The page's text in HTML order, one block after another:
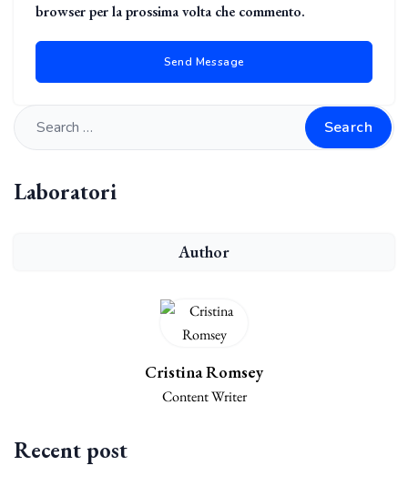
browser per la prossima volta che commento.
Search
Laboratori
Author
Cristina Romsey
Content Writer
Recent post